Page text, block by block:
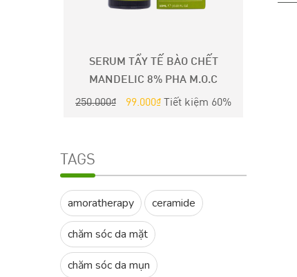
SERUM TẨY TẾ BÀO CHẾT
MANDELIC 8% PHA M.O.C
250.000₫ 99.000₫ Tiết kiệm 60%
TAGS
amoratherapy ceramide
chăm sóc da mặt
chăm sóc da mụn